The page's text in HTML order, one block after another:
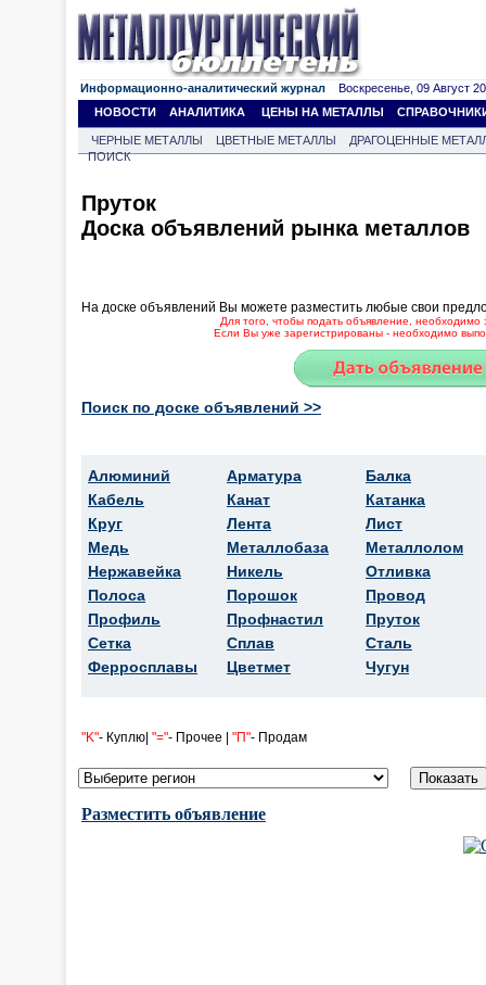
Информационно-аналитический журнал Воскресенье, 09 Август
НОВОСТИ
АНАЛИТИКА ЦЕНЫ НА МЕТАЛЛЫ
ЧЕРНЫЕ МЕТАЛЛЫ ЦВЕТНЫЕ МЕТАЛЛЫ
ДРАГОЦЕННЫЕ
ПОИСК
Пруток
Доска объявлений рынка металлов
На доске объявлений Вы можете разместить любые свои
Для того, чтобы подать объявление, необходимо
Если Вы уже зарегистрированы - необходимо
Поиск по доске объявлений >>
Алюминий
Кабель
Круг
Медь
Нержавейка
Полоса
Профиль
Сетка
Ферросплавы
Арматура
Канат
Лента
Металлобаза
Никель
Порошок
Профнастил
Сплав
Цветмет
Балка
Катанка
Лист
Металлолом
Отливка
Провод
Пруток
Сталь
Чугун
"K"- Куплю| "="- Прочее | "П"- Продам
Разместить объявление